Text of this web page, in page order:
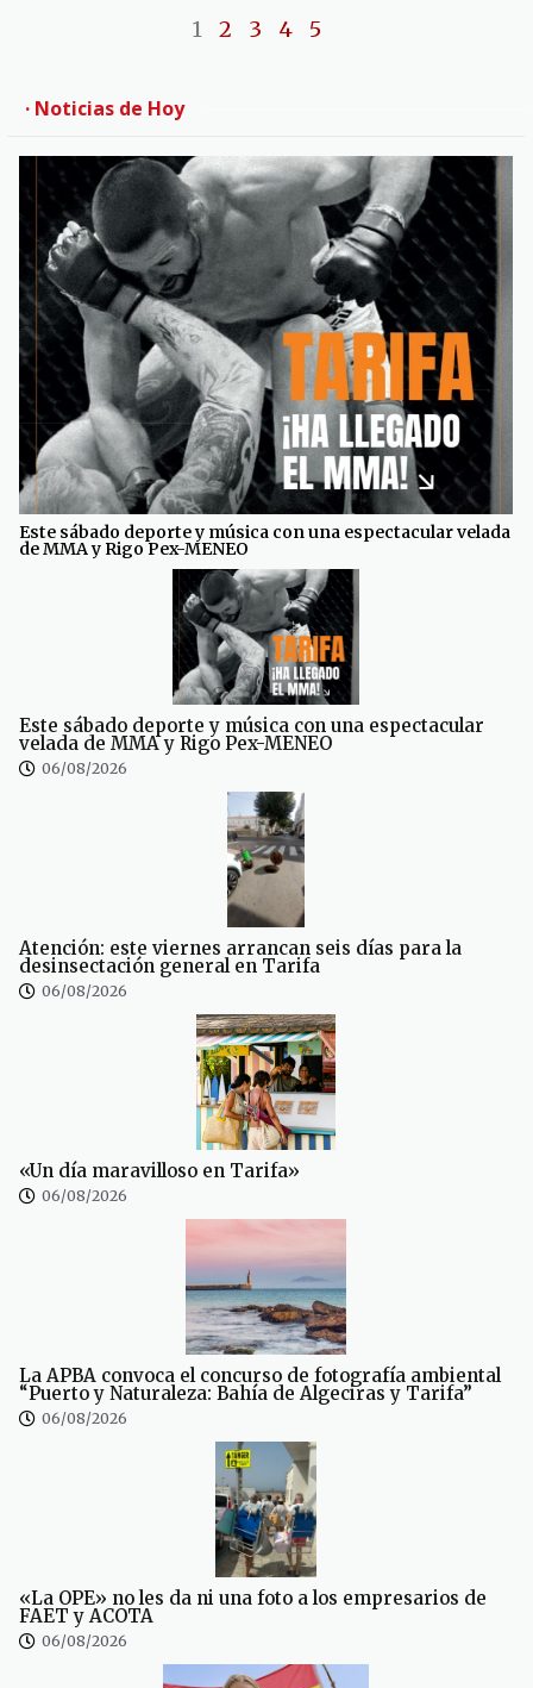
1 2 3 4 5
· Noticias de Hoy
Este sábado deporte y música con una espectacular velada
de MMA y Rigo Pex-MENEO
Este sábado deporte y música con una espectacular
velada de MMA y Rigo Pex-MENEO
06/08/2026
Atención: este viernes arrancan seis días para la
desinsectación general en Tarifa
06/08/2026
«Un día maravilloso en Tarifa»
06/08/2026
La APBA convoca el concurso de fotografía ambiental
“Puerto y Naturaleza: Bahía de Algeciras y Tarifa”
06/08/2026
«La OPE» no les da ni una foto a los empresarios de
FAET y ACOTA
06/08/2026